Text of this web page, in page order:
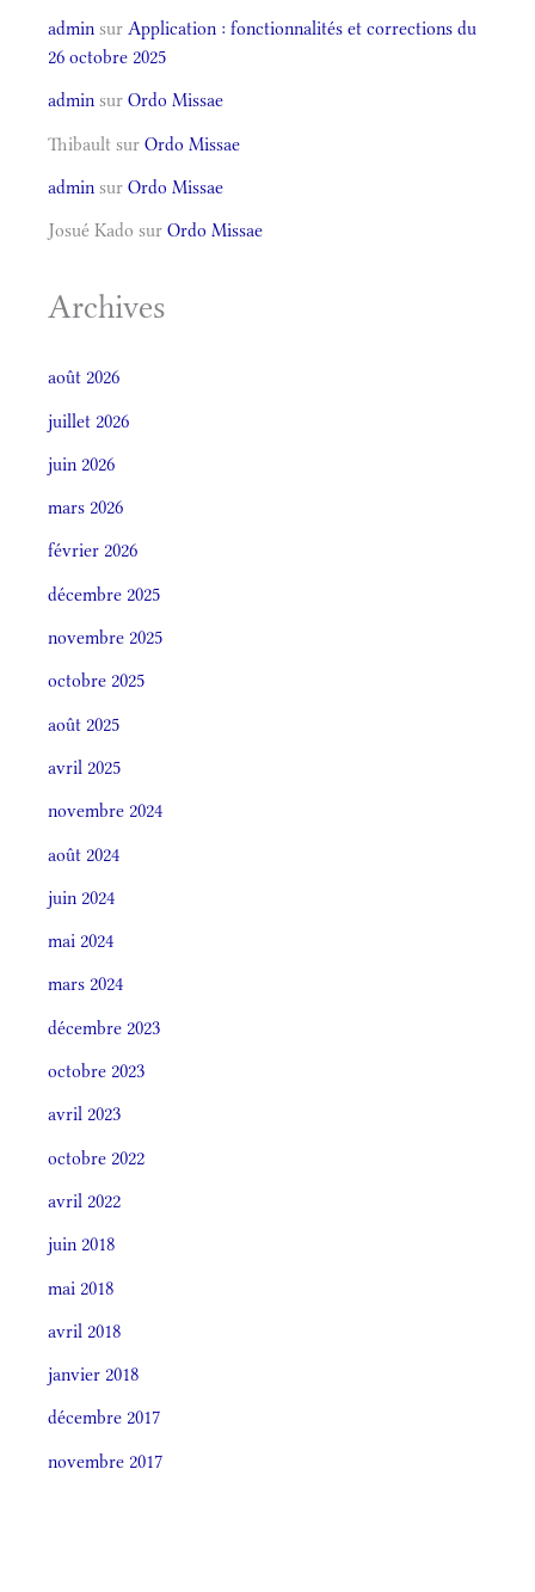
admin sur Application : fonctionnalités et corrections du
26 octobre 2025
admin sur Ordo Missae
Thibault sur Ordo Missae
admin sur Ordo Missae
Josué Kado sur Ordo Missae
Archives
août 2026
juillet 2026
juin 2026
mars 2026
février 2026
décembre 2025
novembre 2025
octobre 2025
août 2025
avril 2025
novembre 2024
août 2024
juin 2024
mai 2024
mars 2024
décembre 2023
octobre 2023
avril 2023
octobre 2022
avril 2022
juin 2018
mai 2018
avril 2018
janvier 2018
décembre 2017
novembre 2017